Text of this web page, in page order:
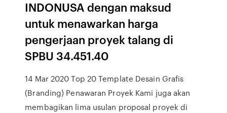
INDONUSA dengan maksud
untuk menawarkan harga
pengerjaan proyek talang di
SPBU 34.451.40
14 Mar 2020 Top 20 Template Desain Grafis
(Branding) Penawaran Proyek Kami juga akan
membagikan lima usulan proposal proyek di